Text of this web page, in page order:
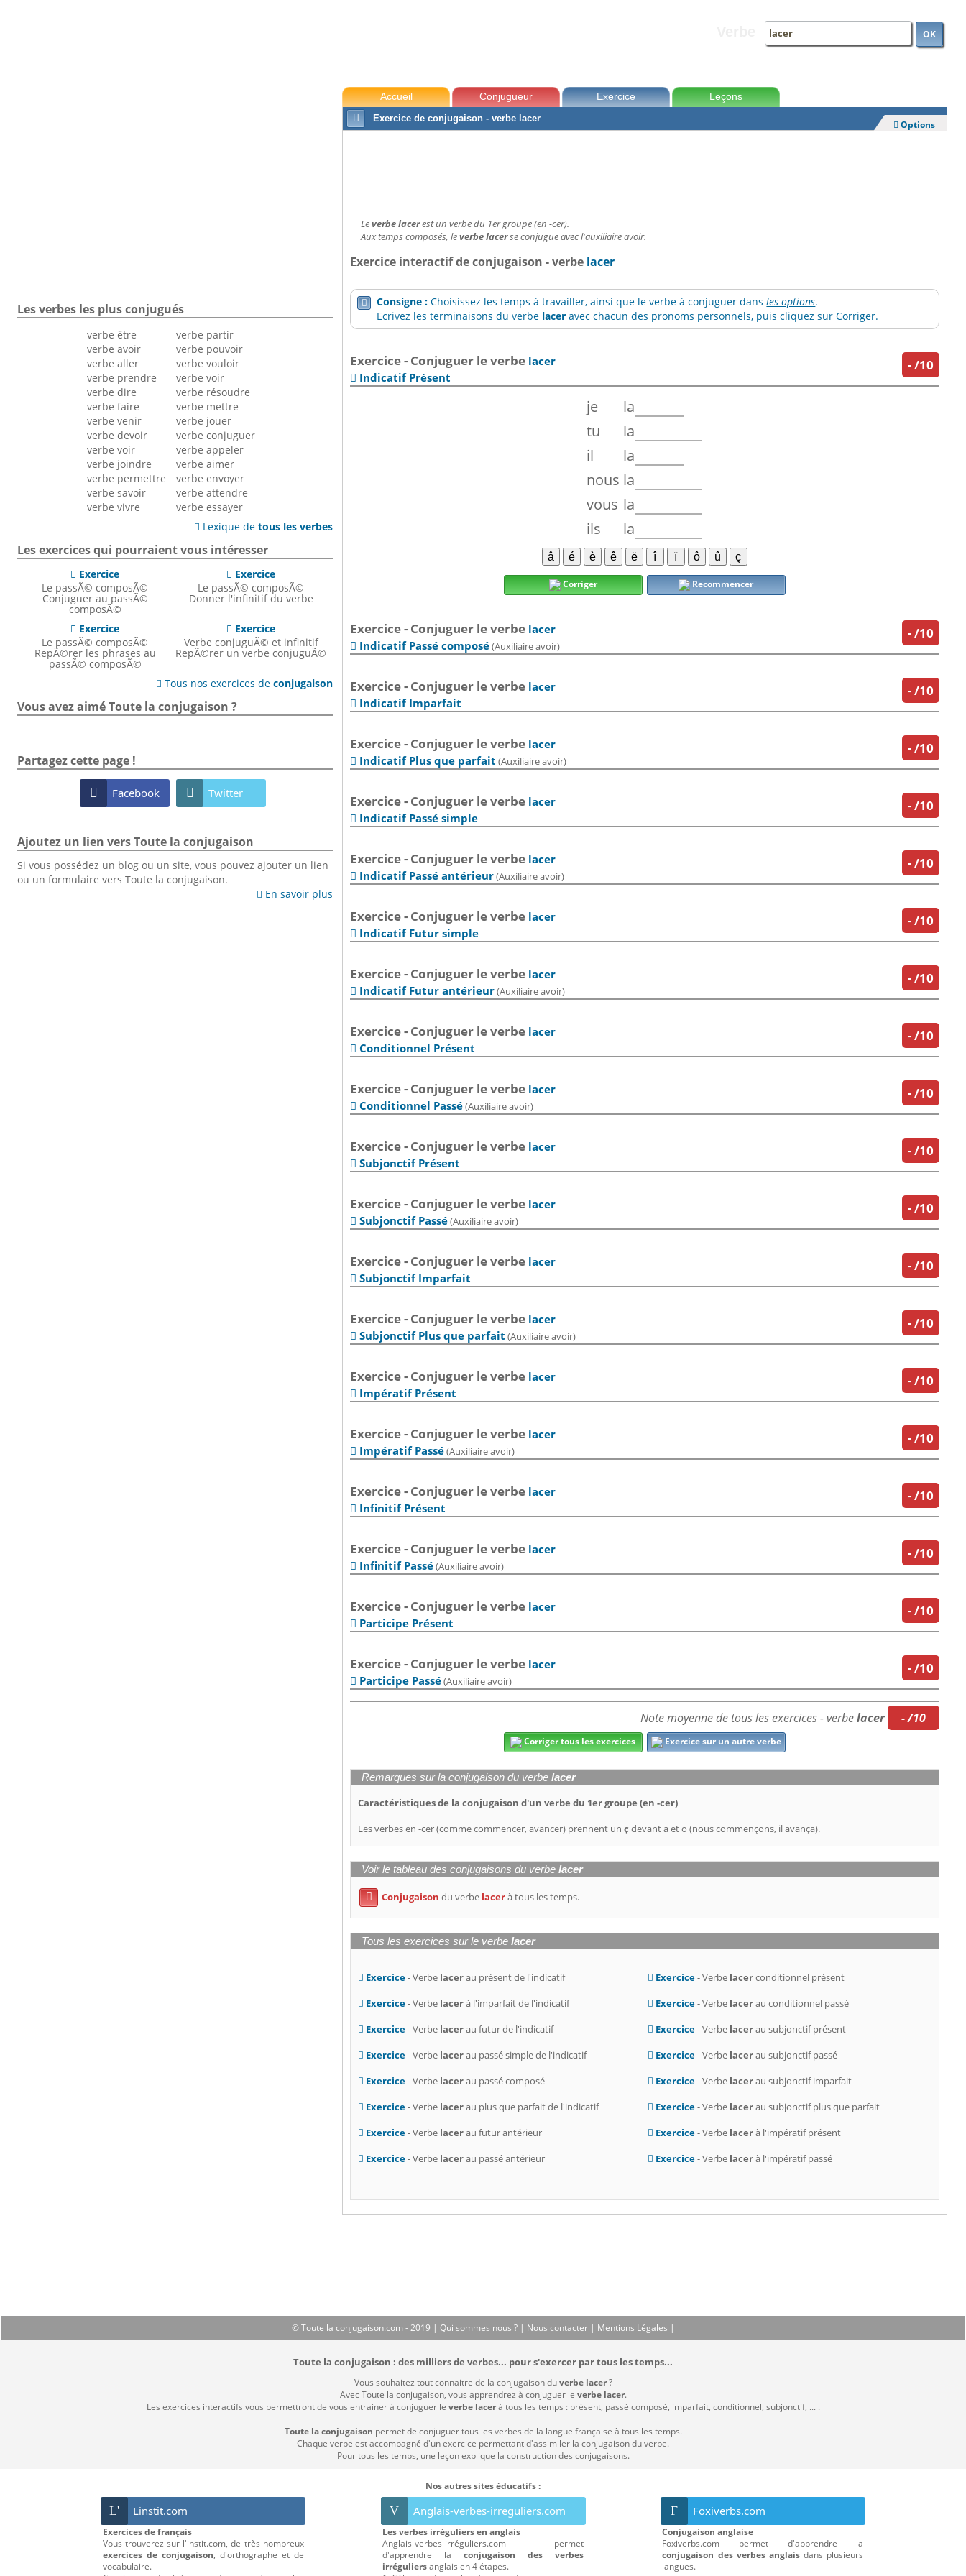
OK
Accueil Conjugueur Exercice
Leçons

Exercice de conjugaison - verbe lacer
 Options
Leverbe lacerest un verbe du 1er groupe (en -cer).
Aux temps composés, leverbe lacerse conjugue avec l'auxiliaire avoir.
Exercice interactif de conjugaison - verbe lacer
 Consigne :Choisissez les temps à travailler, ainsi que le verbe à conjuguer dansles options.
Ecrivez les terminaisons du verbe lacer avec chacun des pronoms personnels, puis cliquez sur Corriger.
-/10
Exercice - Conjuguer le verbe lacer
 Indicatif Présent
je
la
tu
la
il
la
nous la
vous la
ils
la
Corriger Recommencer
-/10
Exercice - Conjuguer le verbe lacer
 Indicatif Passé composé(Auxiliaire avoir)
-/10
Exercice - Conjuguer le verbe lacer
 Indicatif Imparfait
-/10
Exercice - Conjuguer le verbe lacer
 Indicatif Plus que parfait (Auxiliaire avoir)
-/10
Exercice - Conjuguer le verbe lacer
 Indicatif Passé simple
-/10
Exercice - Conjuguer le verbe lacer
 Indicatif Passé antérieur(Auxiliaire avoir)
-/10
Exercice - Conjuguer le verbe lacer
 Indicatif Futur simple
-/10
Exercice - Conjuguer le verbe lacer
 Indicatif Futur antérieur(Auxiliaire avoir)
-/10
Exercice - Conjuguer le verbe lacer
Conditionnel Présent
-/10
Exercice - Conjuguer le verbe lacer
Conditionnel Passé(Auxiliaire avoir)
-/10
Exercice - Conjuguer le verbe lacer
Subjonctif Présent
-/10
Exercice - Conjuguer le verbe lacer
Subjonctif Passé(Auxiliaire avoir)
-/10
Exercice - Conjuguer le verbe lacer
Subjonctif Imparfait
-/10
Exercice - Conjuguer le verbe lacer
Subjonctif Plus que parfait (Auxiliaire avoir)
-/10
Exercice - Conjuguer le verbe lacer
 Impératif Présent
-/10
Exercice - Conjuguer le verbe lacer
 Impératif Passé(Auxiliaire avoir)
-/10
Exercice - Conjuguer le verbe lacer
 Infinitif Présent
-/10
Exercice - Conjuguer le verbe lacer
 Infinitif Passé(Auxiliaire avoir)
-/10
Exercice - Conjuguer le verbe lacer
 Participe Présent
-/10
Exercice - Conjuguer le verbe lacer
 Participe Passé(Auxiliaire avoir)
Note moyenne de tous les exercices - verbelacer - /10
Corriger tous les exercices Exercice sur un autre verbe
Remarques sur la conjugaison du verbelacer
Caractéristiques de la conjugaison d'un verbe du 1er groupe (en -cer)
Les verbes en -cer (comme commencer, avancer) prennent unç devant a et o (nous commençons, il avança).
Voir le tableau des conjugaisons du verbelacer
 Conjugaison du verbe lacerà tous les temps.
Tous les exercices sur le verbelacer
Exercice- Verbe lacerau présent de l'indicatif
Exercice- Verbe lacerà l'imparfait de l'indicatif
Exercice- Verbe lacerau futur de l'indicatif
Exercice- Verbe lacerau passé simple de l'indicatif
Exercice- Verbe lacerau passé composé
Exercice- Verbe lacerau plus que parfait de l'indicatif
Exercice- Verbe lacerau futur antérieur
Exercice- Verbe lacerau passé antérieur
Exercice- Verbe lacerconditionnel présent
Exercice- Verbe lacerau conditionnel passé
Exercice- Verbe lacerau subjonctif présent
Exercice- Verbe lacerau subjonctif passé
Exercice- Verbe lacerau subjonctif imparfait
Exercice- Verbe lacerau subjonctif plus que parfait
Exercice- Verbe lacerà l'impératif présent
Exercice- Verbe lacerà l'impératif passé
Les verbes les plus conjugués
verbe être
verbe avoir
verbe aller
verbe prendre
verbe dire
verbe faire
verbe venir
verbe devoir
verbe voir
verbe joindre
verbe permettre
verbe savoir
verbe vivre
verbe partir
verbe pouvoir
verbe vouloir
verbe voir
verbe résoudre
verbe mettre
verbe jouer
verbe conjuguer
verbe appeler
verbe aimer
verbe envoyer
verbe attendre
verbe essayer
 Lexique detous les verbes
Les exercices qui pourraient vous intéresser
 Exercice
Le passÃ© composÃ©
Conjuguer au passÃ©
composÃ©
 Exercice
Le passÃ© composÃ©
Donner l'infinitif du verbe
 Exercice
Le passÃ© composÃ©
RepÃ©rer les phrases au
passÃ© composÃ©
 Exercice
Verbe conjuguÃ© et infinitif
RepÃ©rer un verbe conjuguÃ©
 Tous nos exercices deconjugaison
Vous avez aimé Toute la conjugaison ?
Partagez cette page !
 Facebook  Twitter
Ajoutez un lien vers Toute la conjugaison
Si vous possédez un blog ou un site, vous pouvez ajouter un lien
ou un formulaire vers Toute la conjugaison.
 En savoir plus
© Toute la conjugaison.com - 2019 | Qui sommes nous ? | Nous contacter | Mentions Légales |
Toute la conjugaison : des milliers de verbes... pour s'exercer par tous les temps...
Vous souhaitez tout connaitre de la conjugaison duverbe lacer?
Avec Toute la conjugaison, vous apprendrez à conjuguer le verbe lacer.
Les exercices interactifs vous permettront de vous entrainer à conjuguer le verbe lacerà tous les temps : présent, passé composé, imparfait, conditionnel, subjonctif, ... .
Toute la conjugaison permet de conjuguer tous les verbes de la langue française à tous les temps.
Chaque verbe est accompagné d'un exercice permettant d'assimiler la conjugaison du verbe.
Pour tous les temps, une leçon explique la construction des conjugaisons.
Nos autres sites éducatifs :
L' Linstit.com
Exercices de français
Vous trouverez sur l'instit.com, de très nombreux
exercices de conjugaison, d'orthographe et de
vocabulaire.
V Anglais-verbes-irreguliers.com
Les verbes irréguliers en anglais
Anglais-verbes-irréguliers.com permet
d'apprendre la conjugaison des verbes
irréguliersanglais en 4 étapes.
F Foxiverbs.com
Conjugaison anglaise
Foxiverbs.com permet d'apprendre la
conjugaison des verbes anglaisdans plusieurs
langues.